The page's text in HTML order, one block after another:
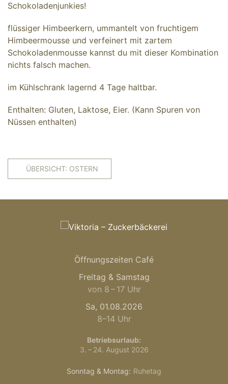
Schokoladenjunkies!
flüssiger Himbeerkern, ummantelt von fruchtigem
Himbeermousse und verfeinert mit zartem
Schokoladenmousse kannst du mit dieser Kombination
nichts falsch machen.
im Kühlschrank lagernd 4 Tage haltbar.
Enthalten: Gluten, Laktose, Eier. (Kann Spuren von
Nüssen enthalten)
ÜBERSICHT: OSTERN
Öffnungszeiten Café
Freitag & Samstag
von 8 – 17 Uhr
Sa, 01.08.2026
8–14 Uhr
Betriebsurlaub:
3. – 24. August 2026
Sonntag & Montag: Ruhetag